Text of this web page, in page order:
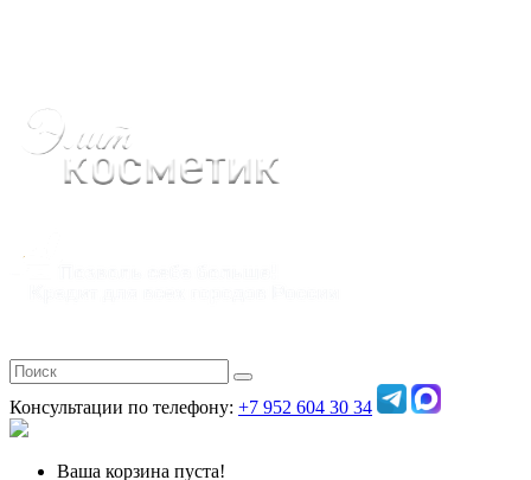
Консультации по телефону: +7 952 604 30 34
Ваша корзина пуста!